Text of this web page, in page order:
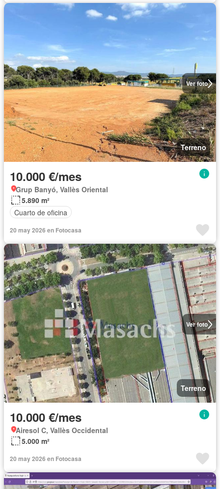
Ver foto
Terreno
10.000 €/mes
Grup Banyó, Vallès Oriental
5.890 m²
Cuarto de oficina
20 may 2026 en Fotocasa
Ver foto
Terreno
10.000 €/mes
Airesol C, Vallès Occidental
5.000 m²
20 may 2026 en Fotocasa